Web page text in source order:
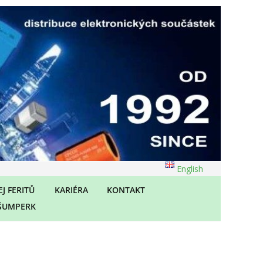
English
FERITŮ
KARIÉRA KONTAKT